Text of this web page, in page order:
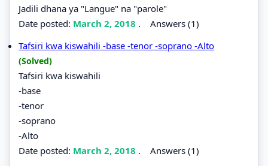
Jadili dhana ya "Langue" na "parole"
Date posted: March 2, 2018 . Answers (1)
Tafsiri kwa kiswahili -base -tenor -soprano -Alto
(Solved)
Tafsiri kwa kiswahili
-base
-tenor
-soprano
-Alto
Date posted: March 2, 2018 . Answers (1)